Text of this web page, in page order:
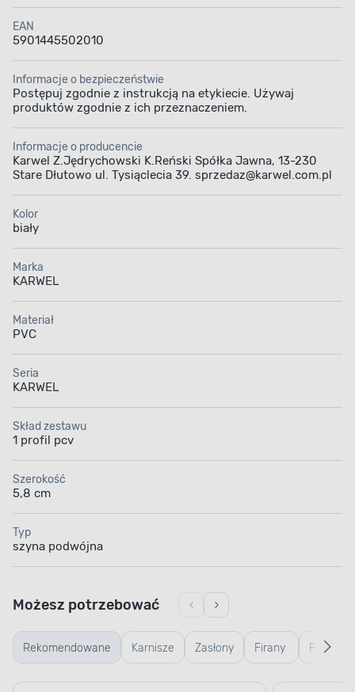
EAN
5901445502010
Informacje o bezpieczeństwie
Postępuj zgodnie z instrukcją na etykiecie. Używaj
produktów zgodnie z ich przeznaczeniem.
Informacje o producencie
Karwel Z.Jędrychowski K.Reński Spółka Jawna, 13-230
Stare Dłutowo ul. Tysiąclecia 39. sprzedaz@karwel.com.pl
Kolor
biały
Marka
KARWEL
Materiał
PVC
Seria
KARWEL
Skład zestawu
1 profil pcv
Szerokość
5,8 cm
Typ
szyna podwójna
Rekomendowane Karnisze
z tej
Zasłony
na
Firany
na
Firany na
Możesz potrzebować